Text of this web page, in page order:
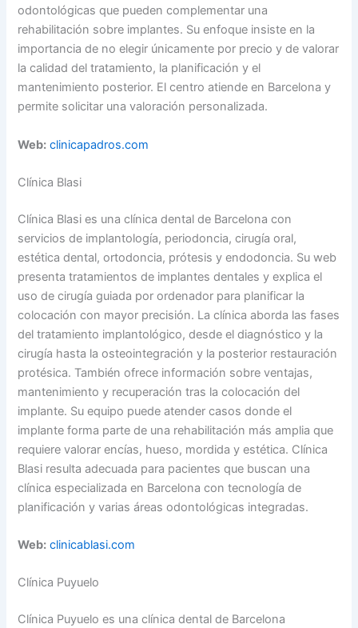
odontológicas que pueden complementar una
rehabilitación sobre implantes. Su enfoque insiste en la
importancia de no elegir únicamente por precio y de valorar
la calidad del tratamiento, la planificación y el
mantenimiento posterior. El centro atiende en Barcelona y
permite solicitar una valoración personalizada.
Web: clinicapadros.com
Clínica Blasi
Clínica Blasi es una clínica dental de Barcelona con
servicios de implantología, periodoncia, cirugía oral,
estética dental, ortodoncia, prótesis y endodoncia. Su web
presenta tratamientos de implantes dentales y explica el
uso de cirugía guiada por ordenador para planificar la
colocación con mayor precisión. La clínica aborda las fases
del tratamiento implantológico, desde el diagnóstico y la
cirugía hasta la osteointegración y la posterior restauración
protésica. También ofrece información sobre ventajas,
mantenimiento y recuperación tras la colocación del
implante. Su equipo puede atender casos donde el
implante forma parte de una rehabilitación más amplia que
requiere valorar encías, hueso, mordida y estética. Clínica
Blasi resulta adecuada para pacientes que buscan una
clínica especializada en Barcelona con tecnología de
planificación y varias áreas odontológicas integradas.
Web: clinicablasi.com
Clínica Puyuelo
Clínica Puyuelo es una clínica dental de Barcelona